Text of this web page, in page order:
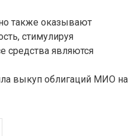
также оказывают
стимулируя
средства являются
выкуп облигаций МИО на